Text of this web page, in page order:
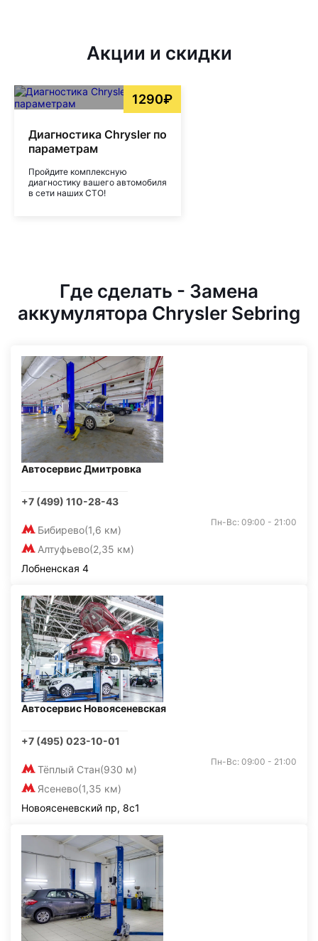
Акции и скидки
1290₽
Диагностика Chrysler по
параметрам
Пройдите комплексную
диагностику вашего автомобиля
в сети наших СТО!
Где сделать - Замена
аккумулятора Chrysler Sebring
Автосервис Дмитровка
+7 (499) 110-28-43
Бибирево(1,6 км)
Алтуфьево(2,35 км)
Пн-Вс: 09:00 - 21:00
Лобненская 4
Автосервис Новоясеневская
+7 (495) 023-10-01
Тёплый Стан(930 м)
Ясенево(1,35 км)
Пн-Вс: 09:00 - 21:00
Новоясеневский пр, 8с1